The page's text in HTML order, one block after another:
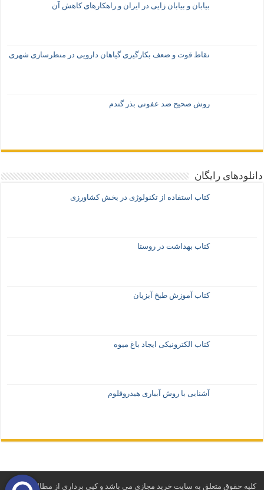
بیابان و بیابان زایی در ایران و راهکارهای کاهش آن
نقاط قوت و ضعف بکارگیری گیاهان دارویی در منظرسازی شهری
روش صحیح ضد عفونی بذر گندم
دانلودهای رایگان
کتاب استفاده از تکنولوژی در بخش کشاورزی
کتاب بهداشت در روستا
کتاب آموزش طبخ آبزیان
کتاب الکترونیکی ایجاد باغ میوه
آشنایی با روش آبیاری هیدروفلوم
کلیه حقوق متعلق به سایت خرید مجازی می باشد و کپی برداری از مطالب و فایل